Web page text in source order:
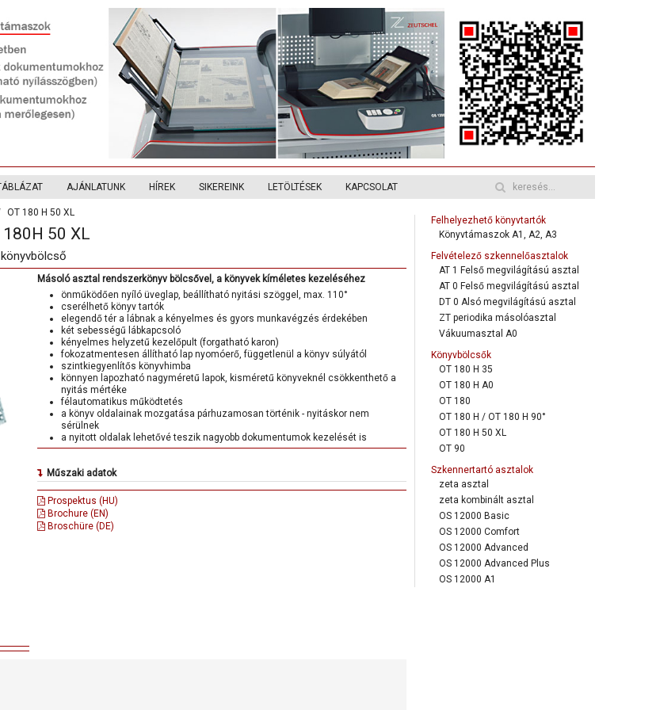
AJÁNLATUNK HÍREK SIKEREINK LETÖLTÉSEK KAPCSOLAT
OT 180 H 50 XL
180H 50 XL
könyvbölcső
Másoló asztal rendszerkönyv bölcsővel, a könyvek kíméletes kezeléséhez
önműködően nyíló üveglap, beállítható nyitási szöggel, max. 110°
cserélhető könyv tartók
elegendő tér a lábnak a kényelmes és gyors munkavégzés érdekében
két sebességű lábkapcsoló
kényelmes helyzetű kezelőpult (forgatható karon)
fokozatmentesen állítható lap nyomóerő, függetlenül a könyv súlyától
szintkiegyenlítős könyvhimba
könnyen lapozható nagyméretű lapok, kisméretű könyveknél csökkenthető a
nyitás mértéke
félautomatikus működtetés
a könyv oldalainak mozgatása párhuzamosan történik - nyitáskor nem
sérülnek
a nyitott oldalak lehetővé teszik nagyobb dokumentumok kezelését is
Műszaki adatok
Max. nyitott könyv mérete: 1,025×610mm
Könyv max. tömege: 40 kg
Max. könyv vastagság: 500 mm
Munakvégzés magassága: 800 mm
Prospektus (HU)
Brochure (EN)
Broschüre (DE)
Felhelyezhető könyvtartók
Könyvtámaszok A1, A2, A3
Felvételező szkennelőasztalok
AT 1 Felső megvilágítású asztal
AT 0 Felső megvilágítású asztal
DT 0 Alsó megvilágítású asztal
ZT periodika másolóasztal
Vákuumasztal A0
Könyvbölcsők
OT 180 H 35
OT 180 H A0
OT 180
OT 180 H / OT 180 H 90°
OT 180 H 50 XL
OT 90
Szkennertartó asztalok
zeta asztal
zeta kombinált asztal
OS 12000 Basic
OS 12000 Comfort
OS 12000 Advanced
OS 12000 Advanced Plus
OS 12000 A1